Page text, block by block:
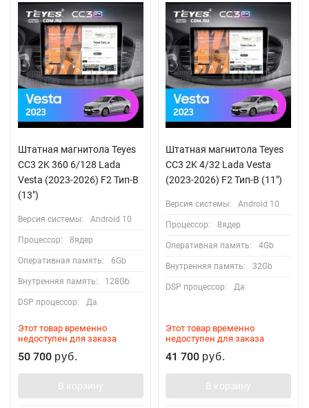
Штатная магнитола Teyes
CC3 2K 360 6/128 Lada
Vesta (2023-2026) F2 Тип-B
(13")
Версия системы: Android 10
Процессор: 8ядер
Оперативная память: 6Gb
Внутренняя память: 128Gb
DSP процессор: Да
Этот товар временно
недоступен для заказа
50 700 руб.
В корзину
Штатная магнитола Teyes
CC3 2K 4/32 Lada Vesta
(2023-2026) F2 Тип-B (11")
Версия системы: Android 10
Процессор: 8ядер
Оперативная память: 4Gb
Внутренняя память: 32Gb
DSP процессор: Да
Этот товар временно
недоступен для заказа
41 700 руб.
В корзину